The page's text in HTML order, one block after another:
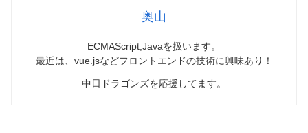
奥山
ECMAScript,Javaを扱います。
最近は、vue.jsなどフロントエンドの技術に興味あり！
中日ドラゴンズを応援してます。